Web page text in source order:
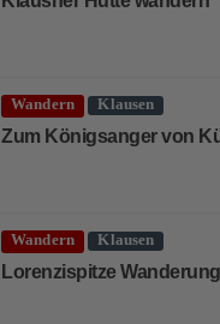
Wandern Klausen
Zum Königsanger von
Wandern Klausen
Lorenzispitze Wanderung